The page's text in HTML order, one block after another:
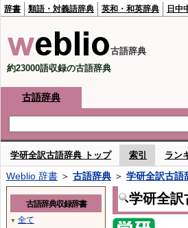
辞書 類語・対義語辞典 英和・和英辞典 日中
古語辞典
約23000語収録の古語辞典
古語辞典
学研全訳古語辞典 トップ 索引 ラン
Weblio 辞書 ＞ 古語辞典 ＞ 学研全訳古語
学研全訳
古語辞典収録辞書
▼ 全て